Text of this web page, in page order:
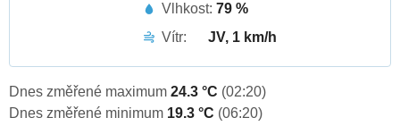
Vlhkost: 79 %
Vítr:
JV, 1 km/h
Dnes změřené maximum 24.3 °C (02:20)
Dnes změřené minimum 19.3 °C (06:20)